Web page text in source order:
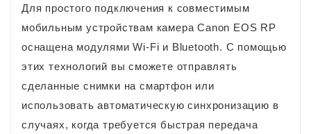
Для простого подключения к совместимым
мобильным устройствам камера Canon EOS RP
оснащена модулями Wi-Fi и Bluetooth. С помощью
этих технологий вы сможете отправлять
сделанные снимки на смартфон или
использовать автоматическую синхронизацию в
случаях, когда требуется быстрая передача